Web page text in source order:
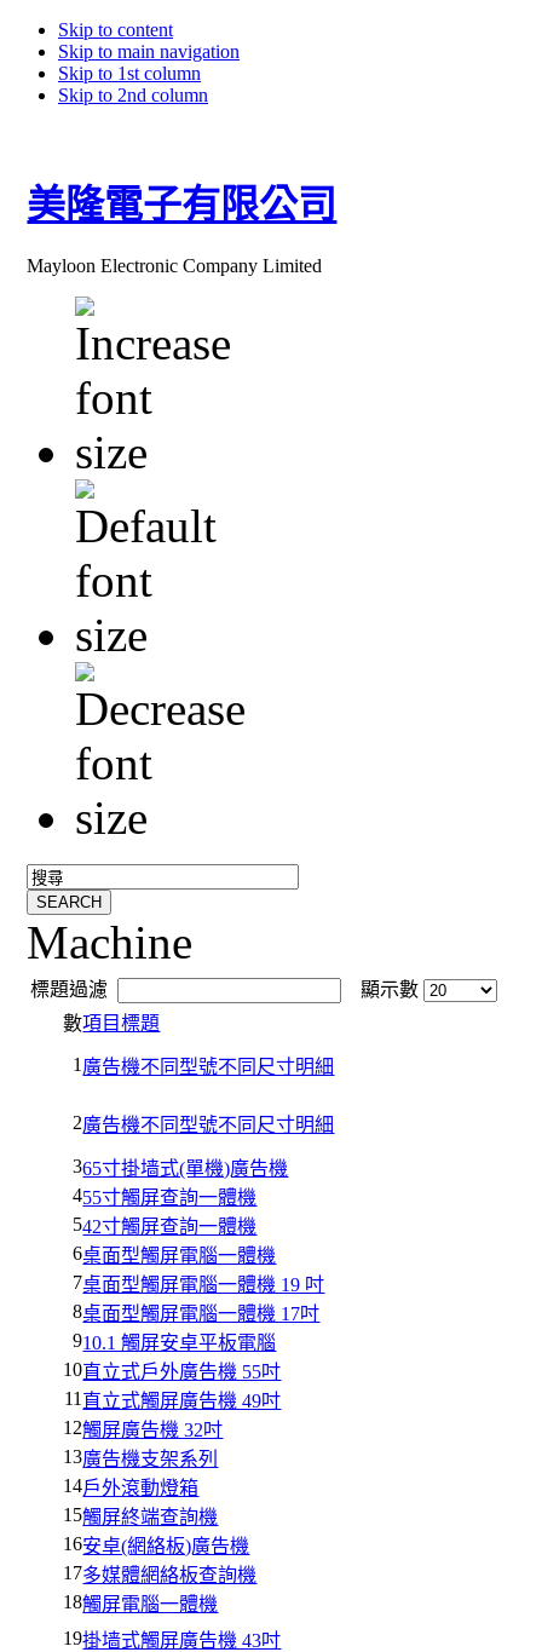
Skip to content
Skip to main navigation
Skip to 1st column
Skip to 2nd column
美隆電子有限公司
Mayloon Electronic Company Limited
Machine
標題過濾
顯示數
數項目標題
1 廣告機不同型號不同尺寸明細
2廣告機不同型號不同尺寸明細
365寸掛墙式(單機)廣告機
455寸觸屏查詢一體機
542寸觸屏查詢一體機
6桌面型觸屏電腦一體機
7桌面型觸屏電腦一體機 19 吋
8桌面型觸屏電腦一體機 17吋
910.1 觸屏安卓平板電腦
10直立式戶外廣告機 55吋
11 直立式觸屏廣告機 49吋
12觸屏廣告機 32吋
13廣告機支架系列
14戶外滾動燈箱
15觸屏終端查詢機
16安卓(網絡板)廣告機
17多媒體網絡板查詢機
18觸屏電腦一體機
19掛墙式觸屏廣告機 43吋